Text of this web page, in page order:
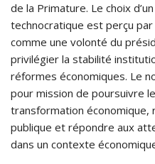
de la Primature. Le choix
technocratique est perçu
comme une volonté du
privilégier la stabilité
réformes économiques. Le
pour mission de poursuivre
transformation économique,
publique et répondre aux
dans un contexte